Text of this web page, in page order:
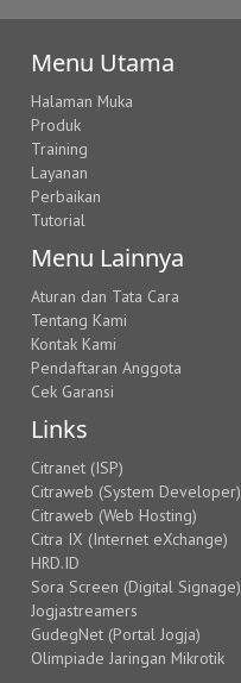
Menu Utama
Halaman Muka
Produk
Training
Layanan
Perbaikan
Tutorial
Menu Lainnya
Aturan dan Tata Cara
Tentang Kami
Kontak Kami
Pendaftaran Anggota
Cek Garansi
Links
Citranet (ISP)
Citraweb (System Developer)
Citraweb (Web Hosting)
Citra IX (Internet eXchange)
HRD.ID
Sora Screen (Digital Signage)
Jogjastreamers
GudegNet (Portal Jogja)
Olimpiade Jaringan Mikrotik